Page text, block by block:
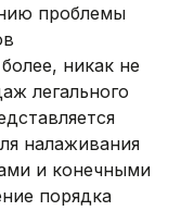
проблемы
никак не
легального
налаживания
и конечными
порядка